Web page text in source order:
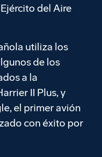
del Aire
utiliza los
de los
a la
II Plus, y
el primer avión
con éxito por